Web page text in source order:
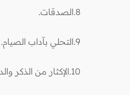
8.الصدقات.
9.التحلي بآداب الصيام.
10.الإكثار من الذكر والدعاء والاستغفار.